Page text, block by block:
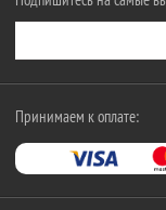
Принимаем к оплате: